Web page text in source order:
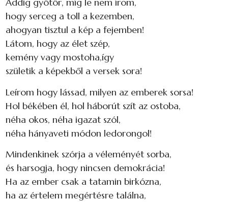
Addig gyötör, míg le nem írom,
hogy serceg a toll a kezemben,
ahogyan tisztul a kép a fejemben!
Látom, hogy az élet szép,
kemény vagy mostoha,így
születik a képekből a versek sora!
Leírom hogy lássad, milyen az emberek sorsa!
Hol békében él, hol háborút szít az ostoba,
néha okos, néha igazat szól,
néha hányaveti módon ledorongol!
Mindenkinek szórja a véleményét sorba,
és harsogja, hogy nincsen demokrácia!
Ha az ember csak a tatamin birkózna,
ha az értelem megértésre találna,